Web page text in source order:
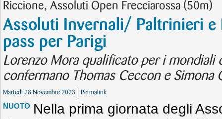
Riccione, Assoluti Open Frecciarossa (50m)
Assoluti Invernali/ Paltrinieri e
pass per Parigi
Lorenzo Mora qualificato per i
confermano Thomas Ceccon e Simona
Martedì 28 Novembre 2023 Permalink
NUOTO Nella prima giornata degli